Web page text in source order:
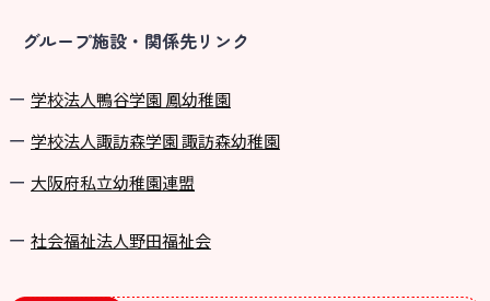
グループ施設・関係先リンク
学校法⼈鴨⾕学園 鳳幼稚園
学校法⼈諏訪森学園 諏訪森幼稚園
⼤阪府私⽴幼稚園連盟
社会福祉法人野田福祉会